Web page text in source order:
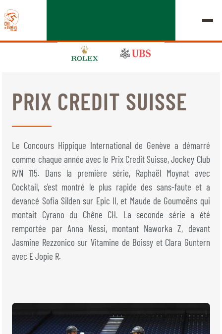
ÉDITION 2026
LE CHIG
MULTIMÉDIA
LIENS RAPIDES
ACCUEIL
EXPOSANTS
DÉPARTS & RÉSULTATS
ROLEX GRAND SLAM
MÉDIAS
FR
Jeudi, 17 Septembre 2026
PRIX CREDIT SUISSE
Le Concours Hippique International de Genève a démarré
comme chaque année avec le Prix Credit Suisse, Jockey Club
R/N 115. Dans la première série, Raphaël Moynat avec
Cocktail, s'est montré le plus rapide des sans-faute et a
devancé Sofia Silden sur Epic II, et Maude de Goumoëns qui
montait Cyrano du Chêne CH. La seconde série a été
remportée par Anna Nessi, montant Naworka Z, devant
Jasmine Rezzonico sur Vitamine de Boissy et Clara Guntern
avec E Jopie R.